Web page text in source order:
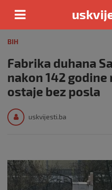
content
BIH
Fabrika duhana
nakon 142 godine
ostaje bez posla
uskvijesti.ba